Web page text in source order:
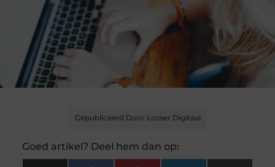
Gepubliceerd Door Losser Digitaal
Goed artikel? Deel hem dan op: